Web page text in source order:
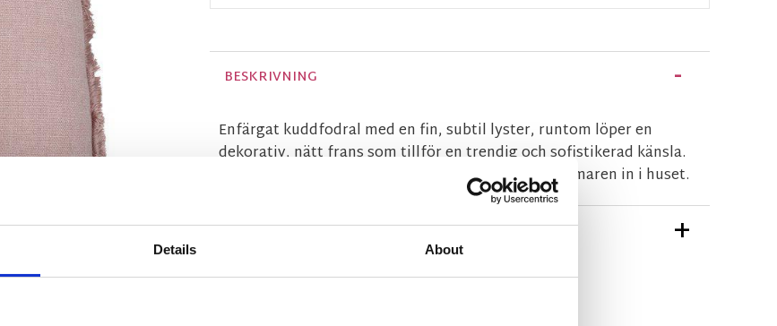
Details About
BESKRIVNING
Enfärgat kuddfodral med en fin, subtil lyster, runtom löper en
dekorativ, nätt frans som tillför en trendig och sofistikerad känsla.
Kommer här i en fin ljusrosa färg som tar med sommaren in i huset.
MÅTT OCH SPECIFIKATIONER